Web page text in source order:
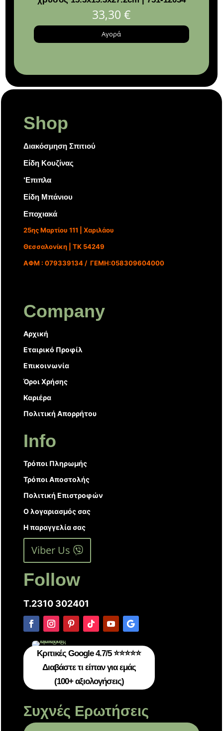
33,30 €
Αγορά
Shop
Διακόσμηση Σπιτιού
Είδη Κουζίνας
‘Επιπλα
Είδη Μπάνιου
Εποχιακά
25ης Μαρτίου 111 | Χαριλάου
Θεσσαλονίκη | ΤΚ 54249
ΑΦΜ : 079339134 / ΓΕΜΗ:058309604000
Company
Αρχική
Εταιρικό Προφίλ
Επικοινωνία
Όροι Χρήσης
Καριέρα
Πολιτική Απορρήτου
Info
Τρόποι Πληρωμής
Τρόποι Αποστολής
Πολιτική Επιστροφών
Ο λογαριασμός σας
Η παραγγελία σας
Viber Us
Follow
T.2310 302401
Κριτικές Google 4.7/5 ⭐⭐⭐⭐⭐
Διαβάστε τι είπαν για εμάς
(100+ αξιολογήσεις)
Συχνές Ερωτήσεις